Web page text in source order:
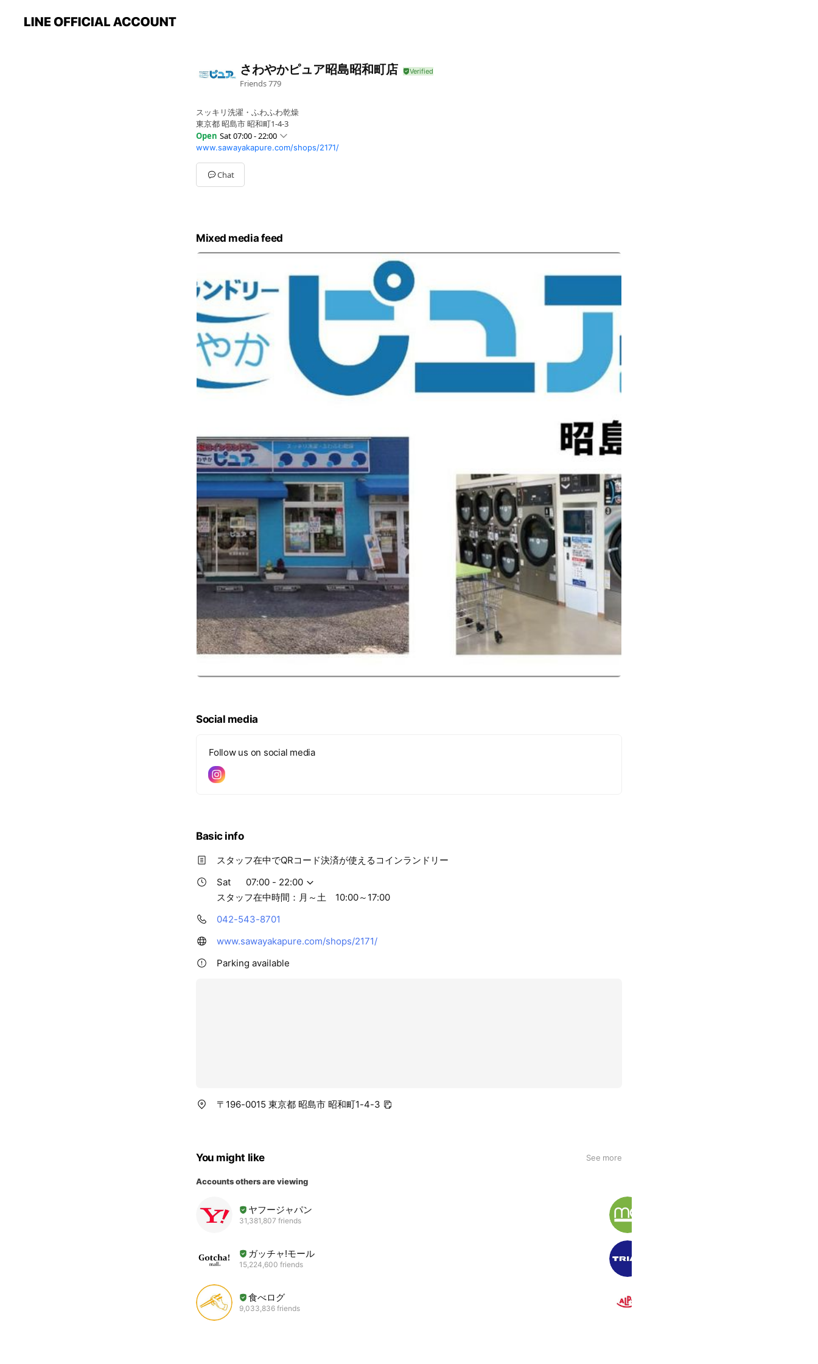
さわやかピュア昭島昭和町店
Friends779
スッキリ洗濯・ふわふわ乾燥
東京都 昭島市 昭和町1-4-3
Open Sat 07:00 - 22:00
Sun07:00 - 22:00
Mon07:00 - 22:00
Tue07:00 - 22:00
Wed07:00 - 22:00
www.sawayakapure.com/shops/2171/
Chat
Mixed media feed
Social media
Follow us on social media
Basic info
スタッフ在中でQRコード決済が使えるコインランドリー
Sat
07:00 - 22:00
スタッフ在中時間：月～土 10:00～17:00
042-543-8701
www.sawayakapure.com/shops/2171/
Parking available
〒196-0015 東京都 昭島市 昭和町1-4-3
You might like See more
Accounts others are viewing
ヤフージャパン
31,381,807 friends
ガッチャ!モール
15,224,600 friends
食べログ
9,033,836 friends